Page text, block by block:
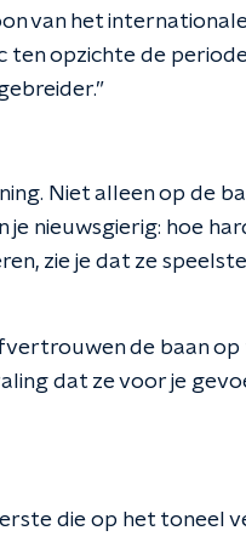
van het
ten opzichte de
Niet alleen op de
je nieuwsgierig: hoe
zie je dat ze
de baan
dat ze voor je
die op het toneel